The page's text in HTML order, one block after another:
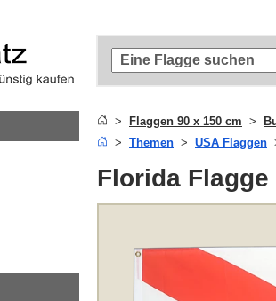
Flaggen 90 x 150 cm
Themen
USA Flaggen
Florida Flagge